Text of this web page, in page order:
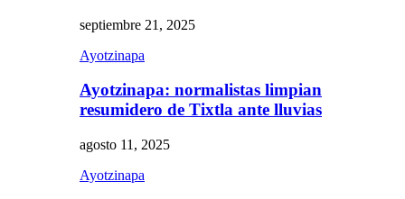
septiembre 21, 2025
Ayotzinapa
Ayotzinapa: normalistas limpian
resumidero de Tixtla ante lluvias
agosto 11, 2025
Ayotzinapa